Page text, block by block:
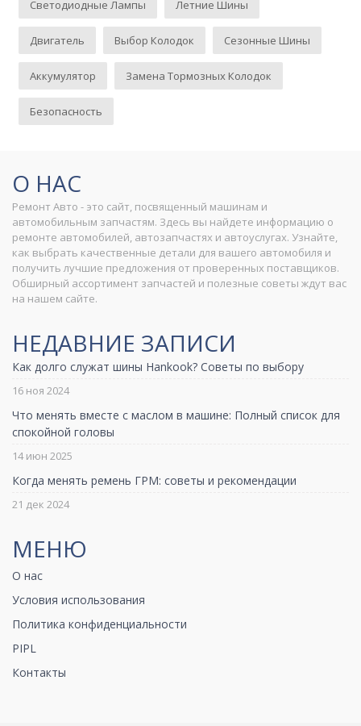
Светодиодные Лампы Летние Шины
Двигатель Выбор Колодок Сезонные Шины
Аккумулятор Замена Тормозных Колодок
Безопасность
О НАС
Ремонт Авто - это сайт, посвященный машинам и
автомобильным запчастям. Здесь вы найдете информацию о
ремонте автомобилей, автозапчастях и автоуслугах. Узнайте,
как выбрать качественные детали для вашего автомобиля и
получить лучшие предложения от проверенных поставщиков.
Обширный ассортимент запчастей и полезные советы ждут вас
на нашем сайте.
НЕДАВНИЕ ЗАПИСИ
Как долго служат шины Hankook? Советы по выбору
16 ноя 2024
Что менять вместе с маслом в машине: Полный список для
спокойной головы
14 июн 2025
Когда менять ремень ГРМ: советы и рекомендации
21 дек 2024
МЕНЮ
О нас
Условия использования
Политика конфиденциальности
PIPL
Контакты